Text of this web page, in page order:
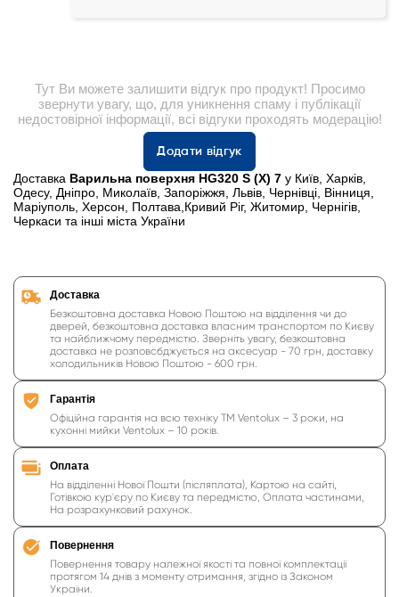
Тут Ви можете залишити відгук про продукт! Просимо
звернути увагу, що, для уникнення спаму і публікації
недостовірної інформації, всі відгуки проходять модерацію!
Додати відгук
Доставка Варильна поверхня HG320 S (X) 7 у Київ, Харків,
Одесу, Дніпро, Миколаїв, Запоріжжя, Львів, Чернівці, Вінниця,
Маріуполь, Херсон, Полтава,Кривий Ріг, Житомир, Чернігів,
Черкаси та інші міста України
Доставка
Безкоштовна доставка Новою Поштою на відділення чи до
дверей, безкоштовна доставка власним транспортом по Києву
та найближчому передмістю. Зверніть увагу, безкоштовна
доставка не розповсбджується на аксесуар - 70 грн, доставку
холодильників Новою Поштою - 600 грн.
Гарантія
Офіційна гарантія на всю техніку ТМ Ventolux – 3 роки, на
кухонні мийки Ventolux – 10 років.
Оплата
На відділенні Нової Пошти (післяплата), Картою на сайті,
Готівкою кур'єру по Києву та передмістю, Оплата частинами,
На розрахунковий рахунок.
Повернення
Повернення товару належної якості та повної комплектації
протягом 14 днів з моменту отримання, згідно із Законом
України.